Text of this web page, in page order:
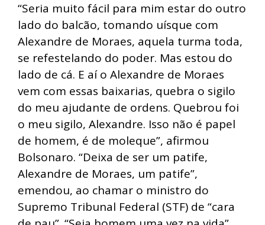
“Seria muito fácil para mim estar do outro
lado do balcão, tomando uísque com
Alexandre de Moraes, aquela turma toda,
se refestelando do poder. Mas estou do
lado de cá. E aí o Alexandre de Moraes
vem com essas baixarias, quebra o sigilo
do meu ajudante de ordens. Quebrou foi
o meu sigilo, Alexandre. Isso não é papel
de homem, é de moleque”, afirmou
Bolsonaro. “Deixa de ser um patife,
Alexandre de Moraes, um patife”,
emendou, ao chamar o ministro do
Supremo Tribunal Federal (STF) de “cara